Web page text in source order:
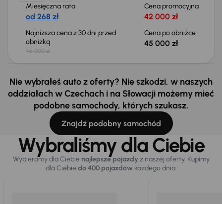
Miesięczna rata
od 268 zł
Cena promocyjna
42 000 zł
Najniższa cena z 30 dni przed
obniżką
46 000 zł
Cena po obniżce
45 000 zł
Nie wybrałeś auto z oferty? Nie szkodzi, w naszych
oddziałach w Czechach i na Słowacji możemy mieć
podobne samochody, których szukasz.
Znajdź podobny samochód
Wybraliśmy dla Ciebie
Wybieramy dla Ciebie najlepsze pojazdy z naszej oferty. Kupimy
dla Ciebiedo 400 pojazdówkażdego dnia.